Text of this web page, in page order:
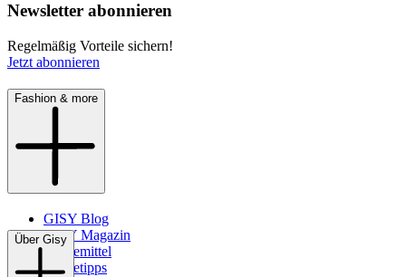
Newsletter abonnieren
Regelmäßig Vorteile sichern!
Jetzt abonnieren
Fashion & more
GISY Blog
GISY Magazin
Pflegemittel
Pflegetipps
Über Gisy